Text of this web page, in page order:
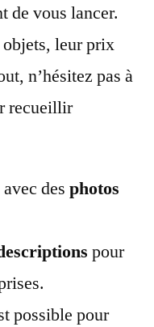
de vous lancer.
leur prix
n’hésitez pas à
recueillir
des photos
pour
possible pour